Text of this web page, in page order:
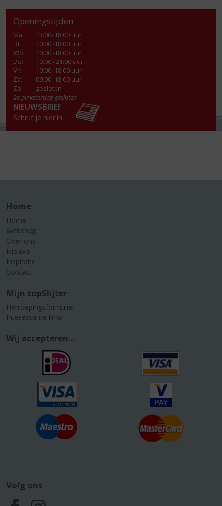
Openingstijden
Ma:
13:00- 18:00 uur
Di:
10:00 -18:00 uur
Wo:
10:00 -18:00 uur
Do:
10:00 - 21:00 uur
Vr:
10:00 -18:00 uur
Za:
09:00 -18:00 uur
Zo:
gesloten
2e pinksterdag gesloten
NIEUWSBRIEF
Schrijf je hier in
Home
Home
Webshop
Over ons
Nieuws
Inspiratie
Contact
Mijn topSlijter
Herroepingsformulier
Interessante links
Wij accepteren...
Volg ons